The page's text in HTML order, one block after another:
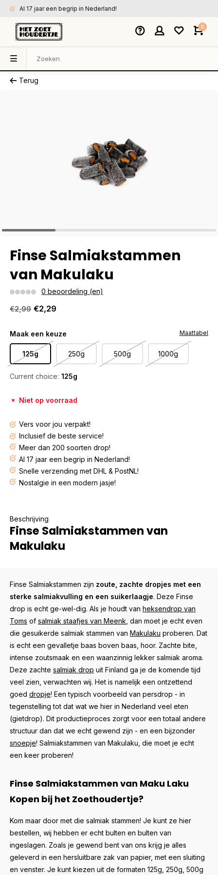
Al 17 jaar een begrip in Nederland!
0
Terug
Finse Salmiakstammen
van Makulaku
0 beoordeling (en)
€2,99 €2,29
Maak een keuze
125g 250g 500g 1000g
Current choice: 125g
Maattabel
Niet op voorraad
Vers voor jou verpakt!
Inclusief de beste service!
Meer dan 200 soorten drop!
Al 17 jaar een begrip in Nederland!
Snelle verzending met DHL & PostNL!
Nostalgie in een modern jasje!
Beschrijving
Finse Salmiakstammen van
Makulaku
Finse Salmiakstammen zijn zoute, zachte dropjes met een
sterke salmiakvulling en een suikerlaagje. Deze Finse
drop is echt ge-wel-dig. Als je houdt van heksendrop van
Toms of salmiak staafjes van Meenk , dan moet je echt even
die gesuikerde salmiak stammen van Makulaku proberen. Dat
is echt een gevalletje baas boven baas, hoor. Zachte bite,
intense zoutsmaak en een waanzinnig lekker salmiak aroma.
Deze zachte salmiak drop uit Finland ga je de komende tijd
veel zien, verwachten wij. Het is namelijk een ontzettend
goed dropje! Een typisch voorbeeld van persdrop - in
tegenstelling tot dat wat we hier in Nederland veel eten
(gietdrop). Dit productieproces zorgt voor een totaal andere
structuur dan dat we echt gewend zijn - en een bijzonder
snoepje! Salmiakstammen van Makulaku, die moet je echt
een keer proberen!
Finse Salmiakstammen van Maku Laku
Kopen bij het Zoethoudertje?
Kom maar door met die salmiak stammen! Je kunt ze hier
bestellen, wij hebben er echt bulten en bulten van
ingeslagen. Zoals je gewend bent van ons krijg je alles
geleverd in een hersluitbare zak van papier, met een sluiting
en venster. Je kunt kiezen uit de formaten 125g, 250g, 500g